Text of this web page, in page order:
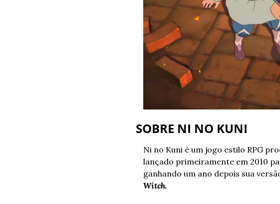
SOBRE NI NO KUNI
Ni no Kuni é um jogo estilo RPG
lançado primeiramente em 2010
ganhando um ano depois sua
Witch.